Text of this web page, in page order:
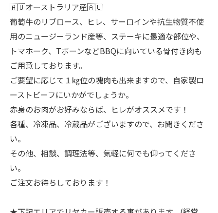
🇦🇺オーストラリア産🇦🇺
葡萄牛のリブロース、ヒレ、サーロインや抗生物質不使
用のニュージーランド産等、ステーキに最適な部位や、
トマホーク、TボーンなどBBQに向いている骨付き肉も
ご用意しております。
ご要望に応じて１㎏位の塊肉も出来ますので、自家製ロ
ーストビーフにいかがでしょうか。
赤身のお肉がお好みならば、ヒレがオススメです！
各種、冷凍品、冷蔵品がございますので、お聞きくださ
い。
その他、相談、調理法等、気軽に何でも仰ってくださ
い。
ご注文お待ちしております！